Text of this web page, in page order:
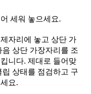
세워 놓으세요.
자리에 놓고 상단 가
상단 가장자리를 조
니다. 제대로 들어맞
상태를 점검하고 구
요.